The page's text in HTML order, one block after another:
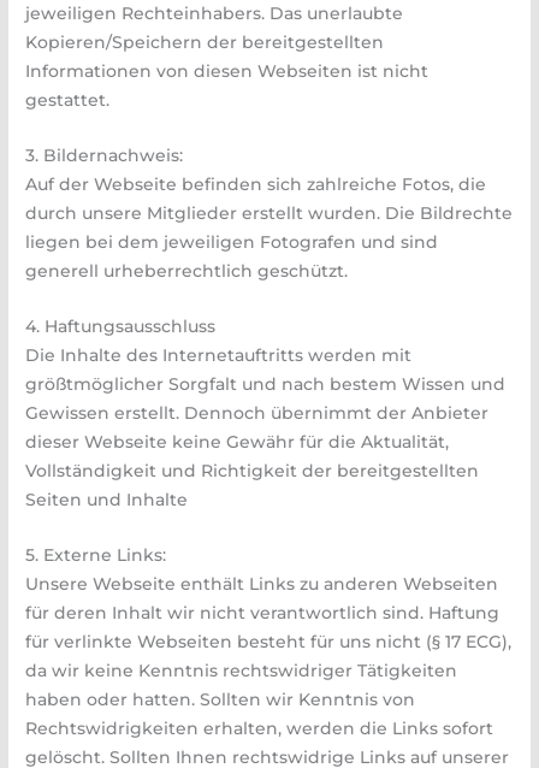
jeweiligen Rechteinhabers. Das unerlaubte
Kopieren/Speichern der bereitgestellten
Informationen von diesen Webseiten ist nicht
gestattet.
3. Bildernachweis:
Auf der Webseite befinden sich zahlreiche Fotos, die
durch unsere Mitglieder erstellt wurden. Die Bildrechte
liegen bei dem jeweiligen Fotografen und sind
generell urheberrechtlich geschützt.
4. Haftungsausschluss
Die Inhalte des Internetauftritts werden mit
größtmöglicher Sorgfalt und nach bestem Wissen und
Gewissen erstellt. Dennoch übernimmt der Anbieter
dieser Webseite keine Gewähr für die Aktualität,
Vollständigkeit und Richtigkeit der bereitgestellten
Seiten und Inhalte
5. Externe Links:
Unsere Webseite enthält Links zu anderen Webseiten
für deren Inhalt wir nicht verantwortlich sind. Haftung
für verlinkte Webseiten besteht für uns nicht (§ 17 ECG),
da wir keine Kenntnis rechtswidriger Tätigkeiten
haben oder hatten. Sollten wir Kenntnis von
Rechtswidrigkeiten erhalten, werden die Links sofort
gelöscht. Sollten Ihnen rechtswidrige Links auf unserer